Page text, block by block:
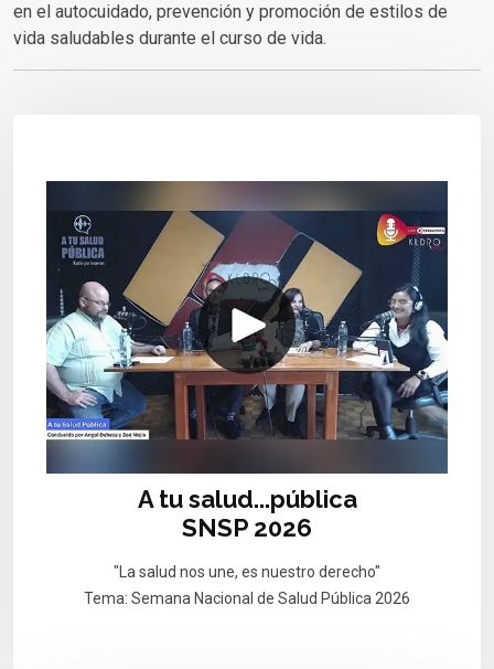
en el autocuidado, prevención y promoción de estilos de
vida saludables durante el curso de vida.
A tu salud...pública
SNSP 2026
"La salud nos une, es nuestro derecho"
Tema: Semana Nacional de Salud Pública 2026